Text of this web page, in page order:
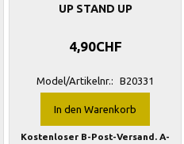
UP STAND UP
4,90CHF
Model/Artikelnr.: B20331
In den Warenkorb
Kostenloser B-Post-Versand. A-